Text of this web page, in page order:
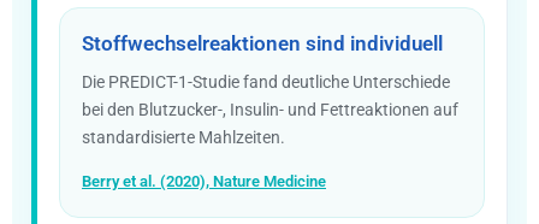
Stoffwechselreaktionen sind individuell
Die PREDICT-1-Studie fand deutliche Unterschiede
bei den Blutzucker-, Insulin- und Fettreaktionen auf
standardisierte Mahlzeiten.
Berry et al. (2020), Nature Medicine